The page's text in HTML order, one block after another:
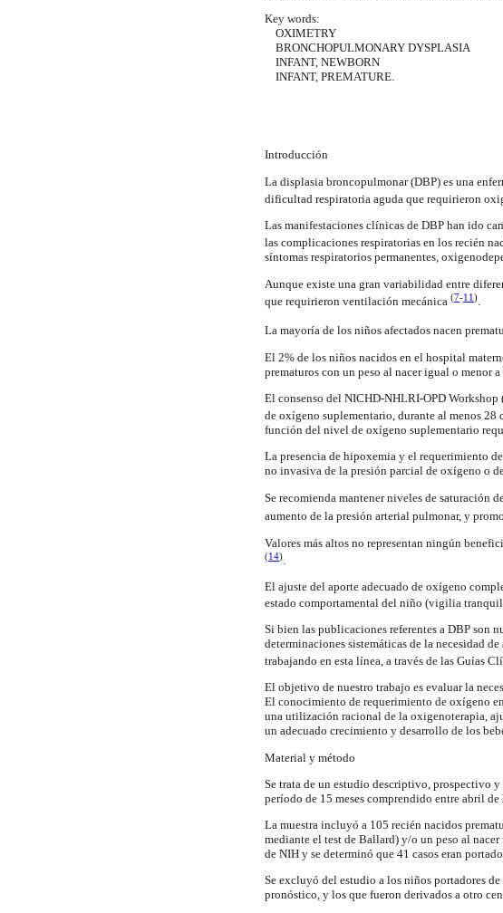
Key words:
OXIMETRY
BRONCHOPULMONARY DYSPLASIA
INFANT, NEWBORN
INFANT, PREMATURE.
Introducción
La displasia broncopulmonar (DBP) es una
dificultad respiratoria aguda que requirieron
Las manifestaciones clínicas de DBP han ido
las complicaciones respiratorias en los recién
síntomas respiratorios permanentes,
Aunque existe una gran variabilidad entre
que requirieron ventilación mecánica (7-11)
La mayoría de los niños afectados nacen
El 2% de los niños nacidos en el hospital
prematuros con un peso al nacer igual o menor
El consenso del NICHD-NHLRI-OPD Workshop
de oxígeno suplementario, durante al menos 28
función del nivel de oxígeno suplementario
La presencia de hipoxemia y el requerimiento
no invasiva de la presión parcial de oxígeno o
Se recomienda mantener niveles de saturación
aumento de la presión arterial pulmonar, y
Valores más altos no representan ningún
(14)
El ajuste del aporte adecuado de oxígeno
estado comportamental del niño (vigilia
Si bien las publicaciones referentes a DBP son
determinaciones sistemáticas de la necesidad
trabajando en esta línea, a través de las Guías
El objetivo de nuestro trabajo es evaluar la
El conocimiento de requerimiento de oxígeno
una utilización racional de la oxigenoterapia,
un adecuado crecimiento y desarrollo de los
Material y método
Se trata de un estudio descriptivo, prospectivo
período de 15 meses comprendido entre abril
La muestra incluyó a 105 recién nacidos
mediante el test de Ballard) y/o un peso al
de NIH y se determinó que 41 casos eran
Se excluyó del estudio a los niños portadores
pronóstico, y los que fueron derivados a otro